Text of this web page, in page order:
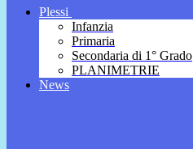
Plessi
Infanzia
Primaria
Secondaria di 1° Grado
PLANIMETRIE
News